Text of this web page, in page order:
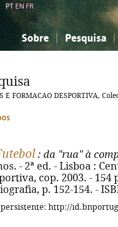
PT EN FR
Sobre Pesquisa
Ciências sociais...
Ciências sociais...
E FORMACAO DESPORTIVA,
: da "rua" à
- 2ª ed. - Lisboa :
cop. 2003. - 154
p. 152-154. -
http://